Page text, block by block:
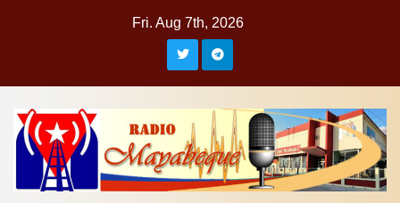
Fri. Aug 7th, 2026